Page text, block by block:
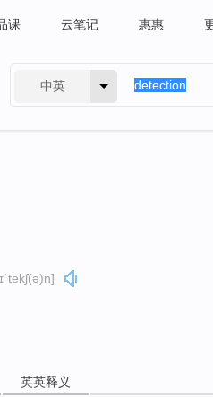
课 云笔记 惠惠
中英
英英释义